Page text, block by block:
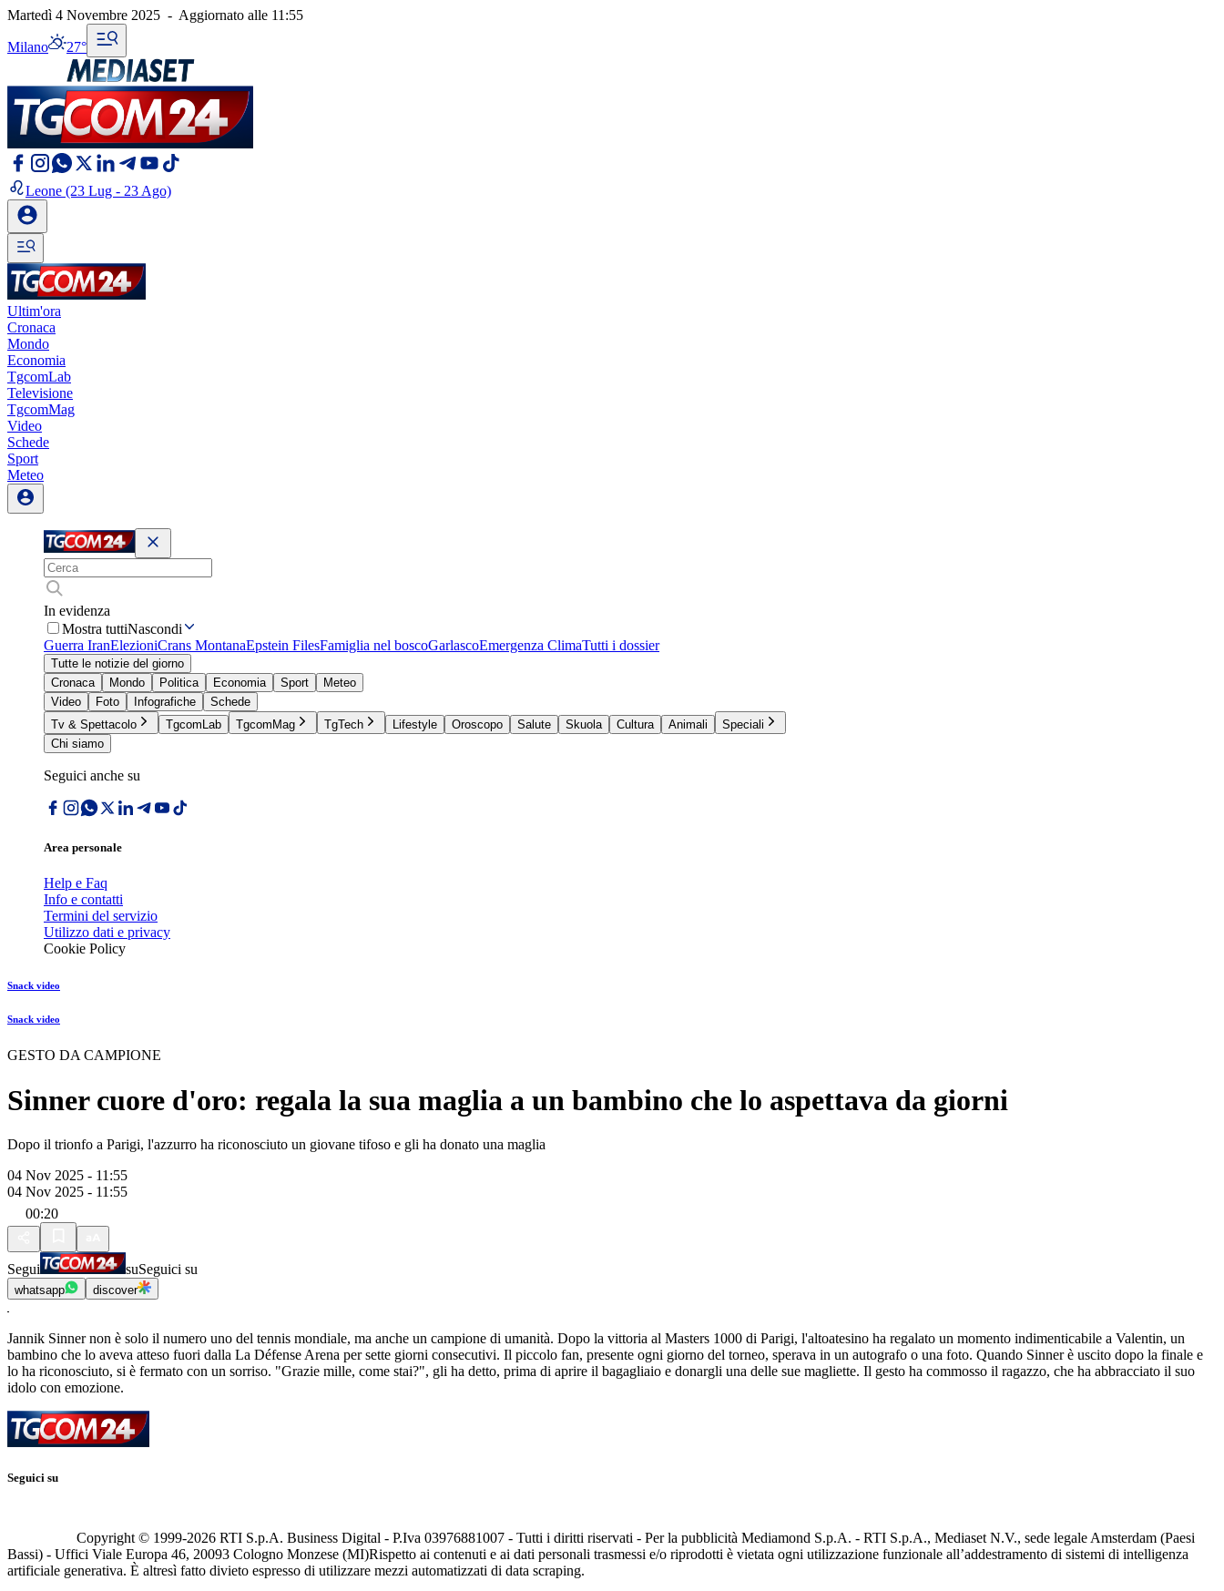
Martedì 4 Novembre 2025 - Aggiornato alle 11:55
Milano 27°
Leone (23 Lug - 23 Ago)
Ultim'ora
Cronaca
Mondo
Economia
TgcomLab
Televisione
TgcomMag
Video
Schede
Sport
Meteo
In evidenza
Mostra tuttiNascondi
Guerra IranElezioniCrans MontanaEpstein FilesFamiglia nel boscoGarlascoEmergenza ClimaTutti i dossier
Tutte le notizie del giorno
Cronaca
Mondo Politica Economia Sport
Meteo
Video
Foto Infografiche
Schede
Tv & Spettacolo
TgcomLab TgcomMag TgTech Lifestyle Oroscopo Salute Skuola Cultura Animali
Speciali
Chi siamo
Seguici anche su
Area personale
Help e Faq
Info e contatti
Termini del servizio
Utilizzo dati e privacy
Cookie Policy
Snack video
Snack video
GESTO DA CAMPIONE
Sinner cuore d'oro: regala la sua maglia a un bambino che lo aspettava da giorni
Dopo il trionfo a Parigi, l'azzurro ha riconosciuto un giovane tifoso e gli ha donato una maglia
04 Nov 2025 - 11:55
04 Nov 2025 - 11:55
00:20
Segui suSeguici su
whatsapp discover
Jannik Sinner non è solo il numero uno del tennis mondiale, ma anche un campione di umanità. Dopo la vittoria al Masters 1000 di Parigi, l'altoatesino ha regalato un momento indimenticabile a Valentin, un
bambino che lo aveva atteso fuori dalla La Défense Arena per sette giorni consecutivi. Il piccolo fan, presente ogni giorno del torneo, sperava in un autografo o una foto. Quando Sinner è uscito dopo la finale e
lo ha riconosciuto, si è fermato con un sorriso. "Grazie mille, come stai?", gli ha detto, prima di aprire il bagagliaio e donargli una delle sue magliette. Il gesto ha commosso il ragazzo, che ha abbracciato il suo
idolo con emozione.
Seguici su
Copyright © 1999-2026 RTI S.p.A. Business Digital - P.Iva 03976881007 - Tutti i diritti riservati - Per la pubblicità Mediamond S.p.A. - RTI S.p.A., Mediaset N.V., sede legale Amsterdam (Paesi
Bassi) - Uffici Viale Europa 46, 20093 Cologno Monzese (MI)Rispetto ai contenuti e ai dati personali trasmessi e/o riprodotti è vietata ogni utilizzazione funzionale all’addestramento di sistemi di intelligenza
artificiale generativa. È altresì fatto divieto espresso di utilizzare mezzi automatizzati di data scraping.